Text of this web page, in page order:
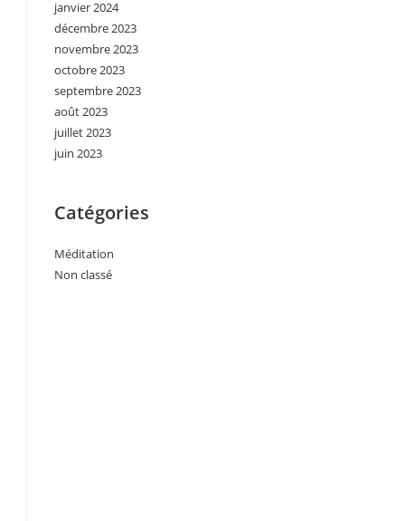
janvier 2024
décembre 2023
novembre 2023
octobre 2023
septembre 2023
août 2023
juillet 2023
juin 2023
Catégories
Méditation
Non classé